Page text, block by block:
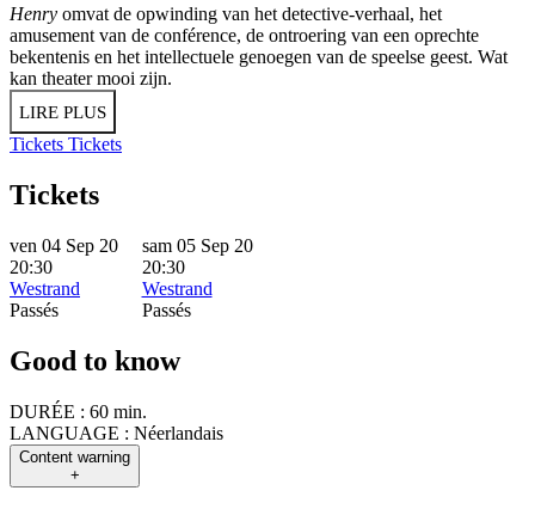
Henry omvat de opwinding van het detective-verhaal, het
amusement van de conférence, de ontroering van een oprechte
bekentenis en het intellectuele genoegen van de speelse geest. Wat
kan theater mooi zijn.
LIRE PLUS
Tickets Tickets
Tickets
ven 04 Sep 20
20:30
Westrand
Passés
sam 05 Sep 20
20:30
Westrand
Passés
Good to know
DURÉE : 60 min.
LANGUAGE : Néerlandais
Content warning
+